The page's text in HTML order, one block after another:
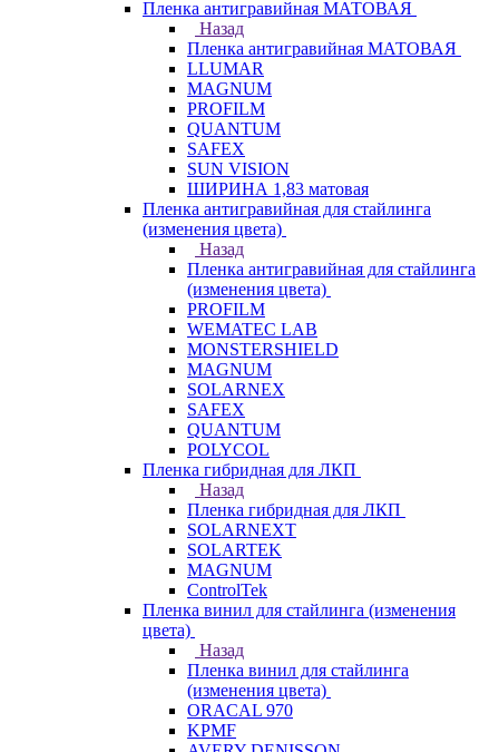
Пленка антигравийная МАТОВАЯ
Назад
Пленка антигравийная МАТОВАЯ
LLUMAR
MAGNUM
PROFILM
QUANTUM
SAFEX
SUN VISION
ШИРИНА 1,83 матовая
Пленка антигравийная для стайлинга
(изменения цвета)
Назад
Пленка антигравийная для стайлинга
(изменения цвета)
PROFILM
WEMATEC LAB
MONSTERSHIELD
MAGNUM
SOLARNEX
SAFEX
QUANTUM
POLYCOL
Пленка гибридная для ЛКП
Назад
Пленка гибридная для ЛКП
SOLARNEXT
SOLARTEK
MAGNUM
ControlTek
Пленка винил для стайлинга (изменения
цвета)
Назад
Пленка винил для стайлинга
(изменения цвета)
ORACAL 970
KPMF